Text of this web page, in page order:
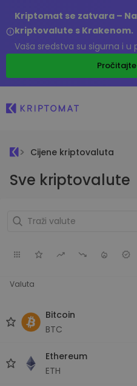
Kriptomat se zatvara –
kriptovalute s Krakenom.
Vaša sredstva su sigurna i
Cijene kriptovaluta
Sve kriptovalute
Valuta
Bitcoin
BTC
Ethereum
ETH